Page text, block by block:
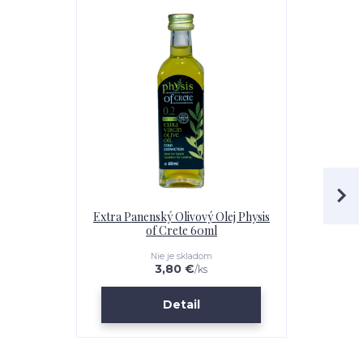
Extra Panenský Olivový Olej Physis
of Crete 60ml
3,80 €/ks
Nie je skladom
Detail